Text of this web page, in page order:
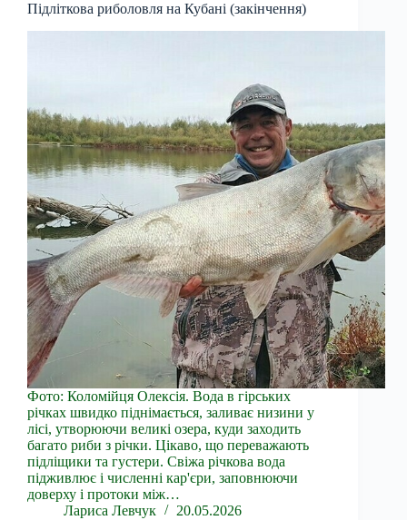
Підліткова риболовля на Кубані (закінчення)
Фото: Коломійця Олексія. Вода в гірських
річках швидко піднімається, заливає низини у
лісі, утворюючи великі озера, куди заходить
багато риби з річки. Цікаво, що переважають
підліщики та густери. Свіжа річкова вода
підживлює і численні кар'єри, заповнюючи
доверху і протоки між…
Лариса Левчук
20.05.2026